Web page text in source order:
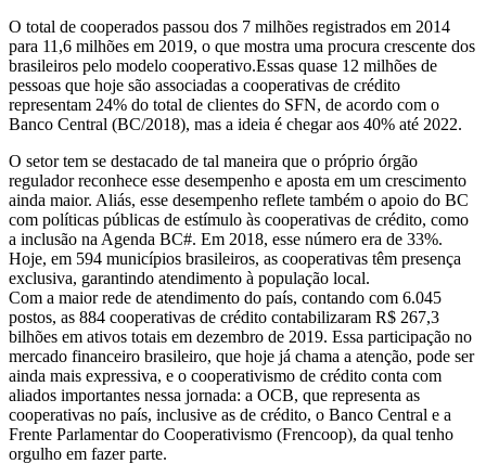
O total de cooperados passou dos 7 milhões registrados em 2014
para 11,6 milhões em 2019, o que mostra uma procura crescente dos
brasileiros pelo modelo cooperativo.Essas quase 12 milhões de
pessoas que hoje são associadas a cooperativas de crédito
representam 24% do total de clientes do SFN, de acordo com o
Banco Central (BC/2018), mas a ideia é chegar aos 40% até 2022.
O setor tem se destacado de tal maneira que o próprio órgão
regulador reconhece esse desempenho e aposta em um crescimento
ainda maior. Aliás, esse desempenho reflete também o apoio do BC
com políticas públicas de estímulo às cooperativas de crédito, como
a inclusão na Agenda BC#. Em 2018, esse número era de 33%.
Hoje, em 594 municípios brasileiros, as cooperativas têm presença
exclusiva, garantindo atendimento à população local.
Com a maior rede de atendimento do país, contando com 6.045
postos, as 884 cooperativas de crédito contabilizaram R$ 267,3
bilhões em ativos totais em dezembro de 2019. Essa participação no
mercado financeiro brasileiro, que hoje já chama a atenção, pode ser
ainda mais expressiva, e o cooperativismo de crédito conta com
aliados importantes nessa jornada: a OCB, que representa as
cooperativas no país, inclusive as de crédito, o Banco Central e a
Frente Parlamentar do Cooperativismo (Frencoop), da qual tenho
orgulho em fazer parte.